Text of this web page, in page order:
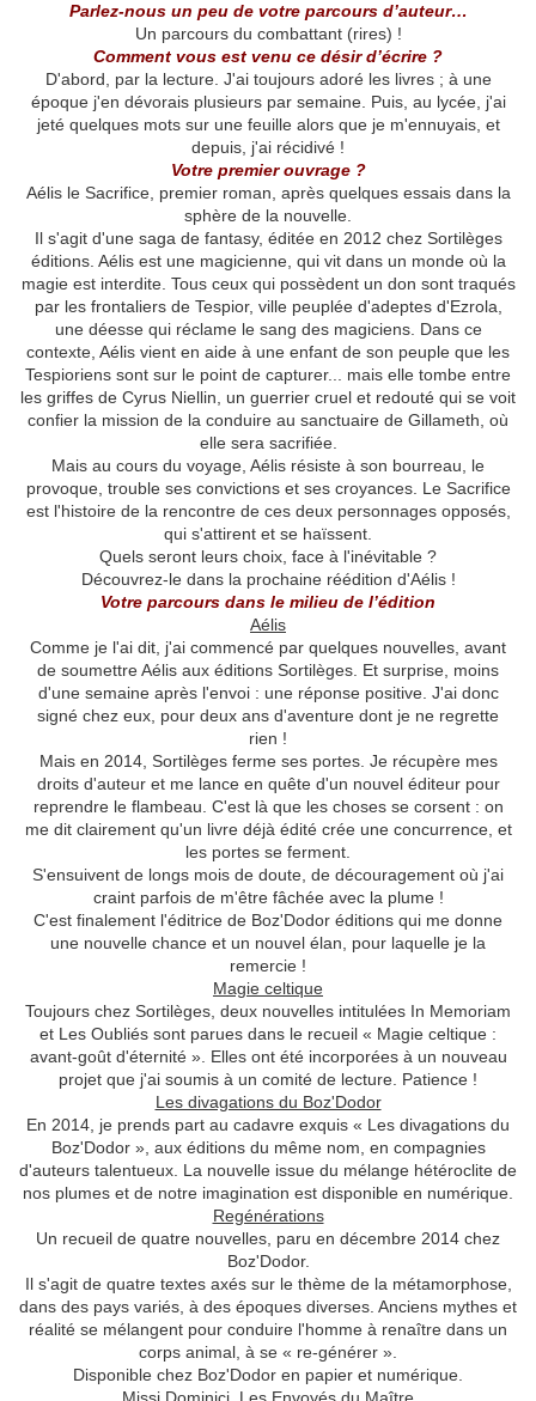
Parlez-nous un peu de votre parcours d’auteur…
Un parcours du combattant (rires) !
Comment vous est venu ce désir d’écrire ?
D'abord, par la lecture. J'ai toujours adoré les livres ; à une
époque j'en dévorais plusieurs par semaine. Puis, au lycée, j'ai
jeté quelques mots sur une feuille alors que je m'ennuyais, et
depuis, j'ai récidivé !
Votre premier ouvrage ?
Aélis le Sacrifice, premier roman, après quelques essais dans la
sphère de la nouvelle.
Il s'agit d'une saga de fantasy, éditée en 2012 chez Sortilèges
éditions. Aélis est une magicienne, qui vit dans un monde où la
magie est interdite. Tous ceux qui possèdent un don sont traqués
par les frontaliers de Tespior, ville peuplée d'adeptes d'Ezrola,
une déesse qui réclame le sang des magiciens. Dans ce
contexte, Aélis vient en aide à une enfant de son peuple que les
Tespioriens sont sur le point de capturer... mais elle tombe entre
les griffes de Cyrus Niellin, un guerrier cruel et redouté qui se voit
confier la mission de la conduire au sanctuaire de Gillameth, où
elle sera sacrifiée.
Mais au cours du voyage, Aélis résiste à son bourreau, le
provoque, trouble ses convictions et ses croyances. Le Sacrifice
est l'histoire de la rencontre de ces deux personnages opposés,
qui s'attirent et se haïssent.
Quels seront leurs choix, face à l'inévitable ?
Découvrez-le dans la prochaine réédition d'Aélis !
Votre parcours dans le milieu de l’édition
Aélis
Comme je l'ai dit, j'ai commencé par quelques nouvelles, avant
de soumettre Aélis aux éditions Sortilèges. Et surprise, moins
d'une semaine après l'envoi : une réponse positive. J'ai donc
signé chez eux, pour deux ans d'aventure dont je ne regrette
rien !
Mais en 2014, Sortilèges ferme ses portes. Je récupère mes
droits d'auteur et me lance en quête d'un nouvel éditeur pour
reprendre le flambeau. C'est là que les choses se corsent : on
me dit clairement qu'un livre déjà édité crée une concurrence, et
les portes se ferment.
S'ensuivent de longs mois de doute, de découragement où j'ai
craint parfois de m'être fâchée avec la plume !
C'est finalement l'éditrice de Boz'Dodor éditions qui me donne
une nouvelle chance et un nouvel élan, pour laquelle je la
remercie !
Magie celtique
Toujours chez Sortilèges, deux nouvelles intitulées In Memoriam
et Les Oubliés sont parues dans le recueil « Magie celtique :
avant-goût d'éternité ». Elles ont été incorporées à un nouveau
projet que j'ai soumis à un comité de lecture. Patience !
Les divagations du Boz'Dodor
En 2014, je prends part au cadavre exquis « Les divagations du
Boz'Dodor », aux éditions du même nom, en compagnies
d'auteurs talentueux. La nouvelle issue du mélange hétéroclite de
nos plumes et de notre imagination est disponible en numérique.
Regénérations
Un recueil de quatre nouvelles, paru en décembre 2014 chez
Boz'Dodor.
Il s'agit de quatre textes axés sur le thème de la métamorphose,
dans des pays variés, à des époques diverses. Anciens mythes et
réalité se mélangent pour conduire l'homme à renaître dans un
corps animal, à se « re-générer ».
Disponible chez Boz'Dodor en papier et numérique.